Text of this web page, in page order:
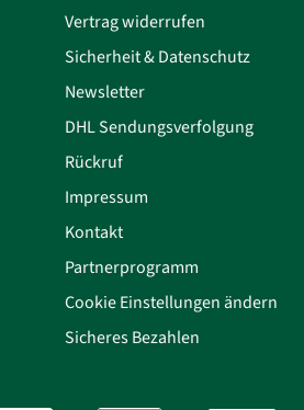
Vertrag widerrufen
Sicherheit & Datenschutz
Newsletter
DHL Sendungsverfolgung
Rückruf
Impressum
Kontakt
Partnerprogramm
Cookie Einstellungen ändern
Sicheres Bezahlen